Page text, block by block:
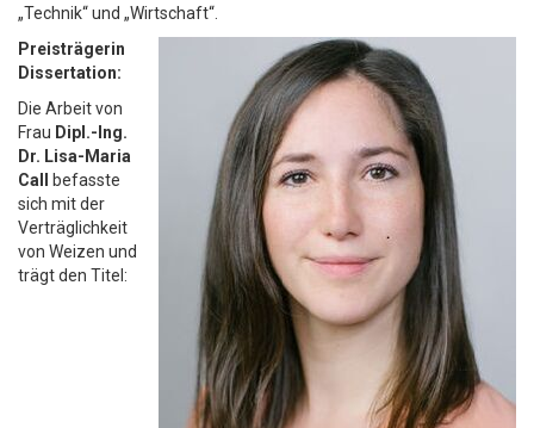
„Technik“ und „Wirtschaft“.
Preisträgerin
Dissertation:
Die Arbeit von
Frau Dipl.-Ing.
Dr. Lisa-Maria
Call
befasste
sich mit der
Verträglichkeit
von Weizen und
trägt den Titel: